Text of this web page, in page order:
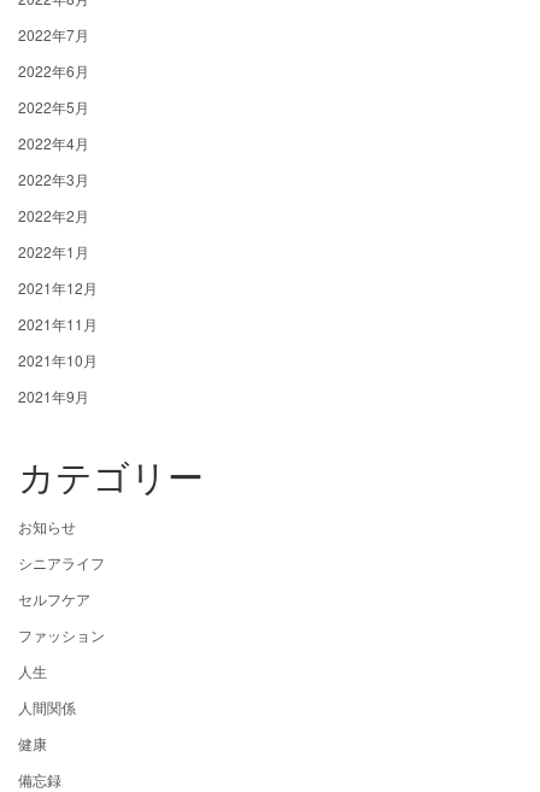
2022年7月
2022年6月
2022年5月
2022年4月
2022年3月
2022年2月
2022年1月
2021年12月
2021年11月
2021年10月
2021年9月
カテゴリー
お知らせ
シニアライフ
セルフケア
ファッション
人生
人間関係
健康
備忘録